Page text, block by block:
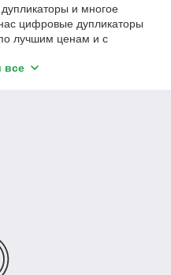
и многое
цифровые дупликаторы
лучшим ценам и с
все